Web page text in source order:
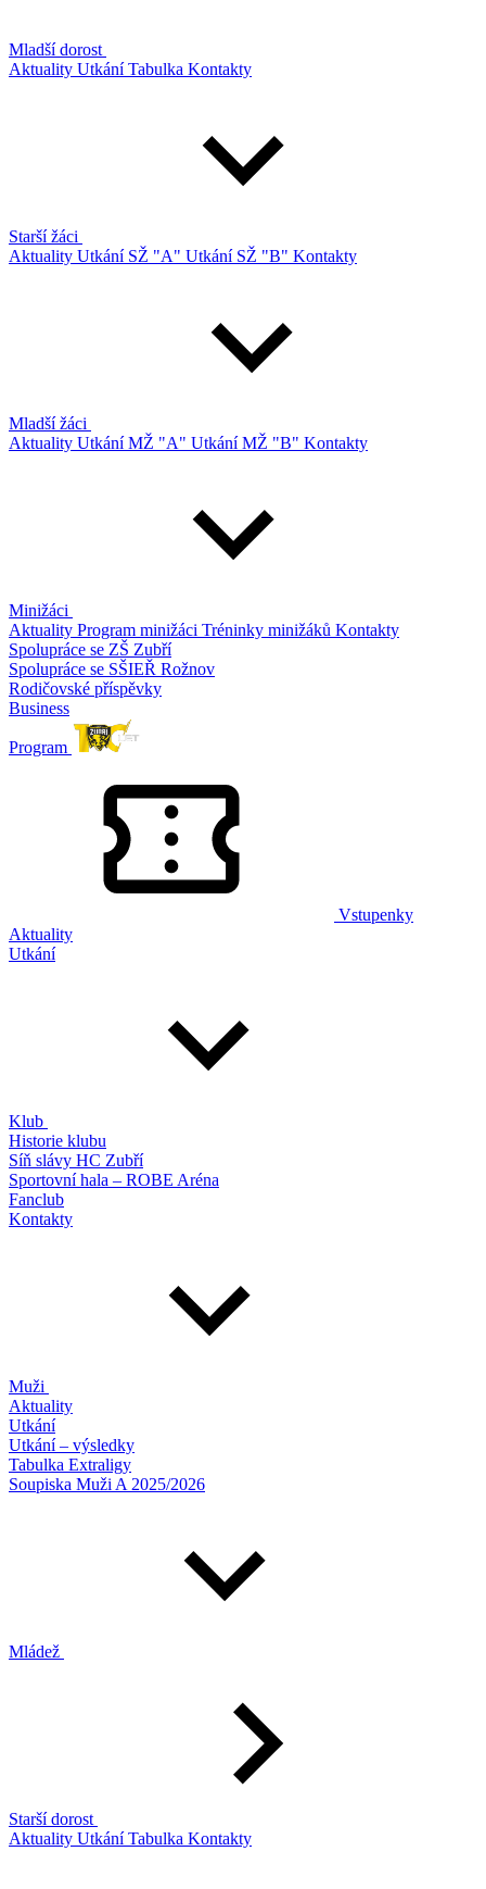
Mladší dorost
Aktuality UtkáníTabulka Kontakty
Starší žáci
Aktuality Utkání SŽ "A" Utkání SŽ "B" Kontakty
Mladší žáci
Aktuality Utkání MŽ "A" Utkání MŽ "B" Kontakty
Minižáci
Aktuality Program minižáci Tréninky minižáků Kontakty
Spolupráce se ZŠ Zubří
Spolupráce se SŠIEŘ Rožnov
Rodičovské příspěvky
Business
Program
Vstupenky
Aktuality
Utkání
Klub
Historie klubu
Síň slávy HC Zubří
Sportovní hala – ROBE Aréna
Fanclub
Kontakty
Muži
Aktuality
Utkání
Utkání – výsledky
Tabulka Extraligy
Soupiska Muži A 2025/2026
Mládež
Starší dorost
Aktuality UtkáníTabulka Kontakty